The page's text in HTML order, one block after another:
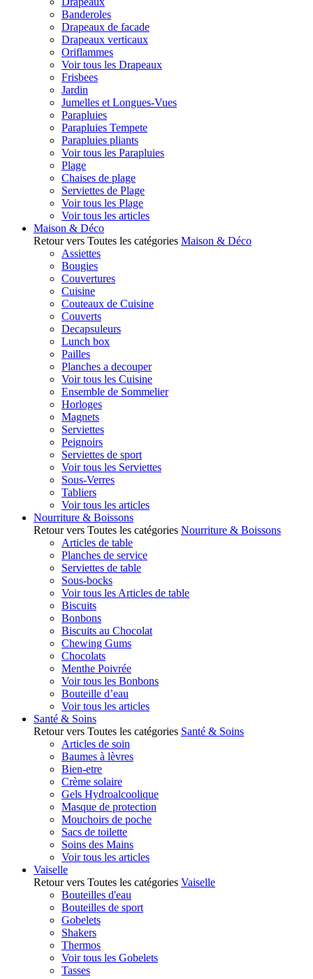
Banderoles
Drapeaux de facade
Drapeaux verticaux
Oriflammes
Voir tous les Drapeaux
Frisbees
Jardin
Jumelles et Longues-Vues
Parapluies
Parapluies Tempete
Parapluies pliants
Voir tous les Parapluies
Plage
Chaises de plage
Serviettes de Plage
Voir tous les Plage
Voir tous les articles
Maison & Déco
Retour vers Toutes les catégories Maison & Déco
Assiettes
Bougies
Couvertures
Cuisine
Couteaux de Cuisine
Couverts
Decapsuleurs
Lunch box
Pailles
Planches a decouper
Voir tous les Cuisine
Ensemble de Sommelier
Horloges
Magnets
Serviettes
Peignoirs
Serviettes de sport
Voir tous les Serviettes
Sous-Verres
Tabliers
Voir tous les articles
Nourriture & Boissons
Retour vers Toutes les catégories Nourriture & Boissons
Articles de table
Planches de service
Serviettes de table
Sous-bocks
Voir tous les Articles de table
Biscuits
Bonbons
Biscuits au Chocolat
Chewing Gums
Chocolats
Menthe Poivrée
Voir tous les Bonbons
Bouteille d’eau
Voir tous les articles
Santé & Soins
Retour vers Toutes les catégories Santé & Soins
Articles de soin
Baumes à lèvres
Bien-etre
Crème solaire
Gels Hydroalcoolique
Masque de protection
Mouchoirs de poche
Sacs de toilette
Soins des Mains
Voir tous les articles
Vaiselle
Retour vers Toutes les catégories Vaiselle
Bouteilles d'eau
Bouteilles de sport
Gobelets
Shakers
Thermos
Voir tous les Gobelets
Tasses